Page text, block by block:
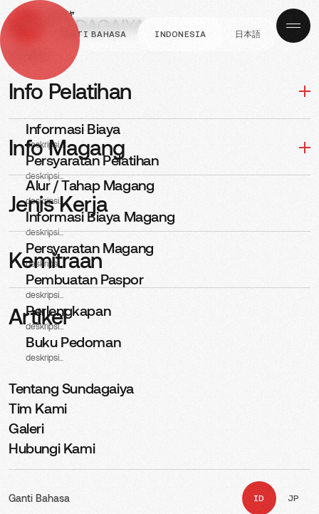
GANTI BAHASA INDONESIA 日本語
Info Pelatihan
Informasi Biaya
deskripsi...
Persyaratan Pelatihan
deskripsi...
Info Magang
Alur / Tahap Magang
deskripsi...
Informasi Biaya Magang
deskripsi...
Persyaratan Magang
deskripsi...
Pembuatan Paspor
deskripsi...
Perlengkapan
deskripsi...
Buku Pedoman
deskripsi...
Jenis Kerja
Kemitraan
Artikel
Tentang Sundagaiya
Tim Kami
Galeri
Hubungi Kami
Ganti Bahasa ID JP
INFO MAGANG
Alur / Tahap
Magang
Perlu diperhatikan, pada alur proses program magang, setelah
ditentukan. berikut dokumen yang wajib dikumpulkan: